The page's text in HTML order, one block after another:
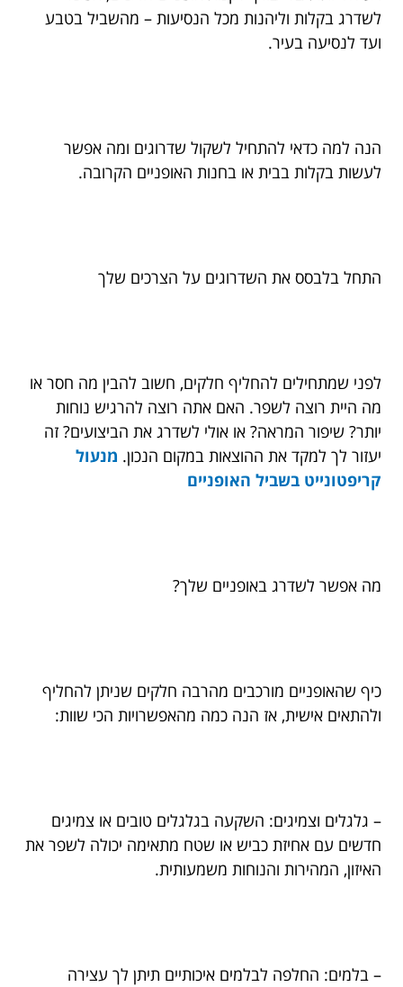
לשדרג בקלות וליהנות מכל הנסיעות – מהשביל בטבע
ועד לנסיעה בעיר.
הנה למה כדאי להתחיל לשקול שדרוגים ומה אפשר
לעשות בקלות בבית או בחנות האופניים הקרובה.
התחל בלבסס את השדרוגים על הצרכים שלך
לפני שמתחילים להחליף חלקים, חשוב להבין מה חסר או
מה היית רוצה לשפר. האם אתה רוצה להרגיש נוחות
יותר? שיפור המראה? או אולי לשדרג את הביצועים? זה
יעזור לך למקד את ההוצאות במקום הנכון. מנעול
קריפטונייט בשביל האופניים
מה אפשר לשדרג באופניים שלך?
כיף שהאופניים מורכבים מהרבה חלקים שניתן להחליף
ולהתאים אישית, אז הנה כמה מהאפשרויות הכי שוות:
– גלגלים וצמיגים: השקעה בגלגלים טובים או צמיגים
חדשים עם אחיזת כביש או שטח מתאימה יכולה לשפר את
האיזון, המהירות והנוחות משמעותית.
– בלמים: החלפה לבלמים איכותיים תיתן לך עצירה